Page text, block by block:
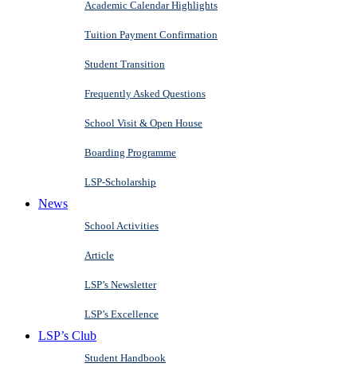
Academic Calendar Highlights
Tuition Payment Confirmation
Student Transition
Frequently Asked Questions
School Visit & Open House
Boarding Programme
LSP-Scholarship
News
School Activities
Article
LSP’s Newsletter
LSP’s Excellence
LSP’s Club
Student Handbook